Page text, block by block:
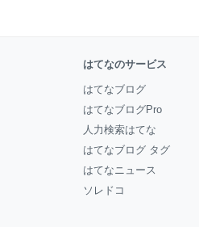
はてなのサービス
はてなブログ
はてなブログPro
人力検索はてな
はてなブログ タグ
はてなニュース
ソレドコ